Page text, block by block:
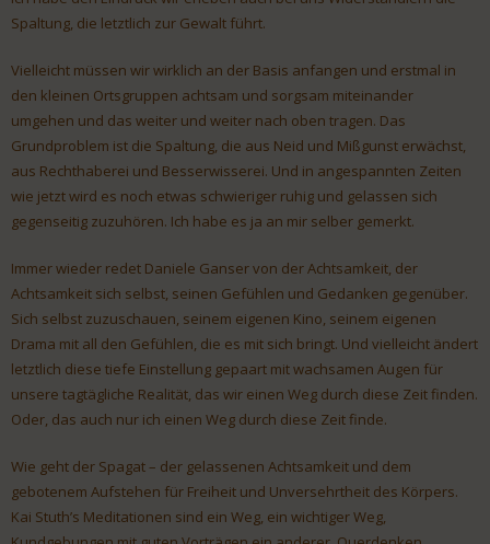
Spaltung, die letztlich zur Gewalt führt.
Vielleicht müssen wir wirklich an der Basis anfangen und erstmal in
den kleinen Ortsgruppen achtsam und sorgsam miteinander
umgehen und das weiter und weiter nach oben tragen. Das
Grundproblem ist die Spaltung, die aus Neid und Mißgunst erwächst,
aus Rechthaberei und Besserwisserei. Und in angespannten Zeiten
wie jetzt wird es noch etwas schwieriger ruhig und gelassen sich
gegenseitig zuzuhören. Ich habe es ja an mir selber gemerkt.
Immer wieder redet Daniele Ganser von der Achtsamkeit, der
Achtsamkeit sich selbst, seinen Gefühlen und Gedanken gegenüber.
Sich selbst zuzuschauen, seinem eigenen Kino, seinem eigenen
Drama mit all den Gefühlen, die es mit sich bringt. Und vielleicht ändert
letztlich diese tiefe Einstellung gepaart mit wachsamen Augen für
unsere tagtägliche Realität, das wir einen Weg durch diese Zeit finden.
Oder, das auch nur ich einen Weg durch diese Zeit finde.
Wie geht der Spagat – der gelassenen Achtsamkeit und dem
gebotenem Aufstehen für Freiheit und Unversehrtheit des Körpers.
Kai Stuth’s Meditationen sind ein Weg, ein wichtiger Weg,